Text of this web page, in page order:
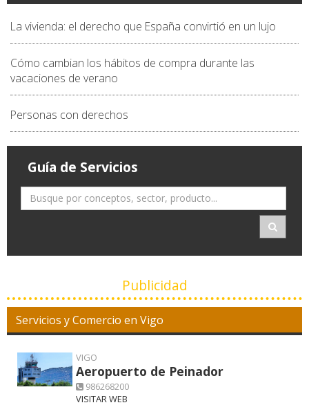
La vivienda: el derecho que España convirtió en un lujo
Cómo cambian los hábitos de compra durante las
vacaciones de verano
Personas con derechos
Guía de Servicios
Publicidad
Servicios y Comercio en Vigo
VIGO
Aeropuerto de Peinador
986268200
VISITAR WEB